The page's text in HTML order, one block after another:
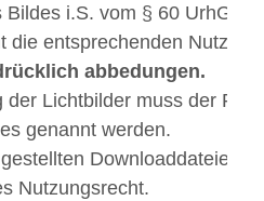
Bildes i.S. vom § 60 UrhG
die entsprechenden
abbedungen.
der Lichtbilder muss der
genannt werden.
Downloaddateien
Nutzungsrecht.